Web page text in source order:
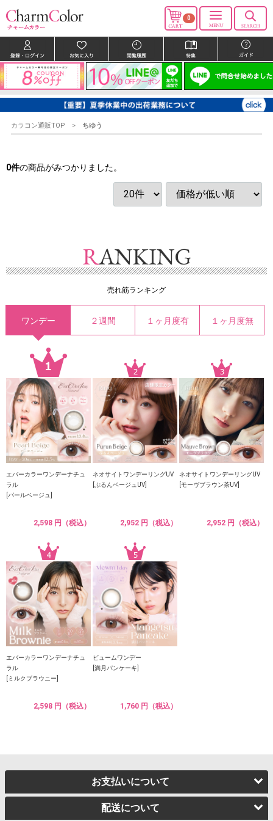
0
カラコン通販TOP ちゆう
0件の商品がみつかりました。
売れ筋ランキング
ワンデー ２週間 １ヶ月度有 １ヶ月度無
エバーカラーワンデーナチュ
ラル
[パールベージュ]
2,598 円（税込）
ネオサイトワンデーリングUV
[ぷるんベージュUV]
2,952 円（税込）
ネオサイトワンデーリングUV
[モーヴブラウン茶UV]
2,952 円（税込）
エバーカラーワンデーナチュ
ラル
[ミルクブラウニー]
2,598 円（税込）
ビュームワンデー
[満月パンケーキ]
1,760 円（税込）
お支払いについて
配送について